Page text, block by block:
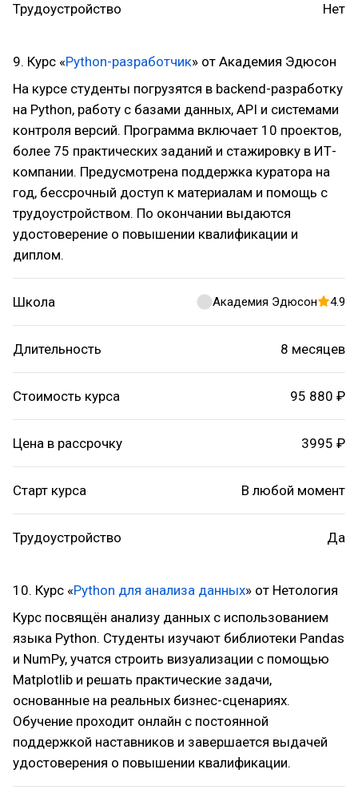
Трудоустройство Нет
9. Курс «Python-разработчик» от Академия Эдюсон
На курсе студенты погрузятся в backend-разработку
на Python, работу с базами данных, API и системами
контроля версий. Программа включает 10 проектов,
более 75 практических заданий и стажировку в ИТ-
компании. Предусмотрена поддержка куратора на
год, бессрочный доступ к материалам и помощь с
трудоустройством. По окончании выдаются
удостоверение о повышении квалификации и
диплом.
Школа Академия Эдюсон 4.9
Длительность 8 месяцев
Стоимость курса 95 880 ₽
Цена в рассрочку 3995 ₽
Старт курса В любой момент
Трудоустройство Да
10. Курс «Python для анализа данных» от Нетология
Курс посвящён анализу данных с использованием
языка Python. Студенты изучают библиотеки Pandas
и NumPy, учатся строить визуализации с помощью
Matplotlib и решать практические задачи,
основанные на реальных бизнес-сценариях.
Обучение проходит онлайн с постоянной
поддержкой наставников и завершается выдачей
удостоверения о повышении квалификации.